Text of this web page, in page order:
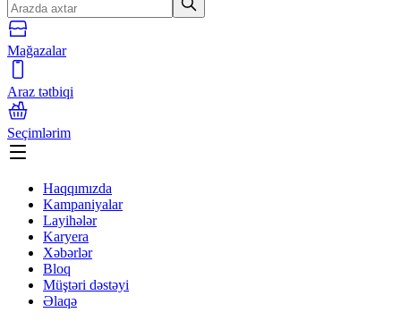
Mağazalar
Araz tətbiqi
Seçimlərim
Haqqımızda
Kampaniyalar
Layihələr
Karyera
Xəbərlər
Bloq
Müştəri dəstəyi
Əlaqə